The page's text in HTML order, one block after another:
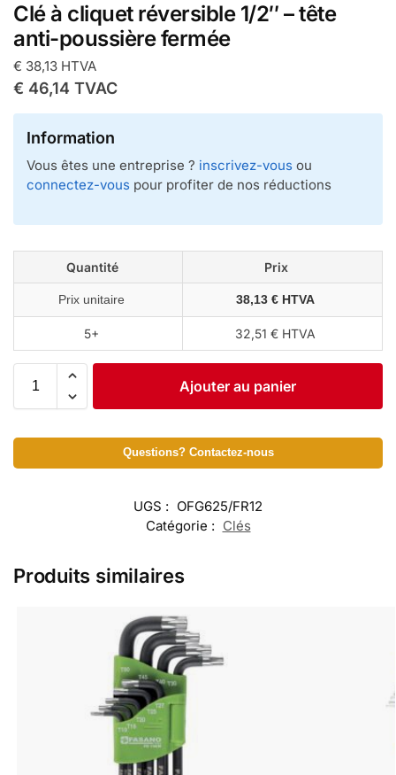
Clé à cliquet réversible 1/2″ – tête
anti-poussière fermée
€ 38,13 HTVA
€ 46,14 TVAC
Information
Vous êtes une entreprise ? inscrivez-vous ou
connectez-vous pour profiter de nos réductions
Quantité Prix
Prix unitaire 38,13 € HTVA
5+ 32,51 € HTVA
Ajouter au panier
Questions? Contactez-nous
UGS : OFG625/FR12
Catégorie : Clés
Produits similaires